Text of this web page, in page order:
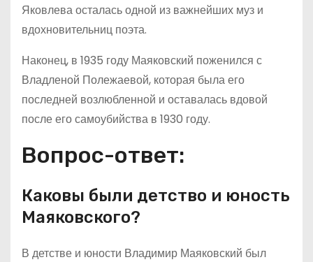
Яковлева осталась одной из важнейших муз и
вдохновительниц поэта.
Наконец, в 1935 году Маяковский поженился с
Владленой Полежаевой, которая была его
последней возлюбленной и оставалась вдовой
после его самоубийства в 1930 году.
Вопрос-ответ:
Каковы были детство и юность
Маяковского?
В детстве и юности Владимир Маяковский был